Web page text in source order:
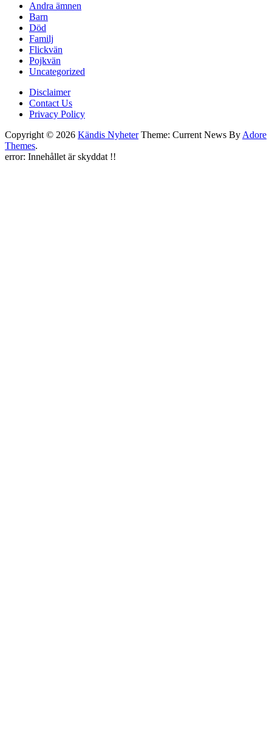
Andra ämnen
Barn
Död
Familj
Flickvän
Pojkvän
Uncategorized
Disclaimer
Contact Us
Privacy Policy
Copyright © 2026 Kändis NyheterTheme: Current News By Adore
Themes.
error: Innehållet är skyddat !!